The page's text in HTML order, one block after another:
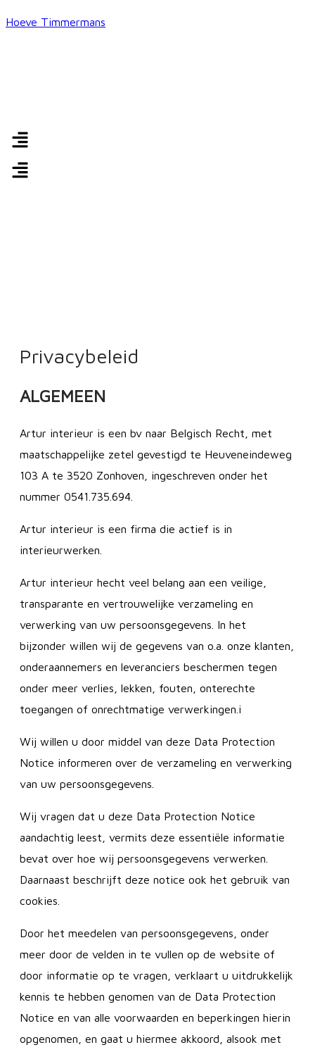
Hoeve Timmermans
Menu
Privacybeleid
ALGEMEEN
Artur interieur is een bv naar Belgisch Recht, met
maatschappelijke zetel gevestigd te Heuveneindeweg
103 A te 3520 Zonhoven, ingeschreven onder het
nummer 0541.735.694.
Artur interieur is een firma die actief is in
interieurwerken.
Artur interieur hecht veel belang aan een veilige,
transparante en vertrouwelijke verzameling en
verwerking van uw persoonsgegevens. In het
bijzonder willen wij de gegevens van o.a. onze klanten,
onderaannemers en leveranciers beschermen tegen
onder meer verlies, lekken, fouten, onterechte
toegangen of onrechtmatige verwerkingen.i
Wij willen u door middel van deze Data Protection
Notice informeren over de verzameling en verwerking
van uw persoonsgegevens.
Wij vragen dat u deze Data Protection Notice
aandachtig leest, vermits deze essentiële informatie
bevat over hoe wij persoonsgegevens verwerken.
Daarnaast beschrijft deze notice ook het gebruik van
cookies.
Door het meedelen van persoonsgegevens, onder
meer door de velden in te vullen op de website of
door informatie op te vragen, verklaart u uitdrukkelijk
kennis te hebben genomen van de Data Protection
Notice en van alle voorwaarden en beperkingen hierin
opgenomen, en gaat u hiermee akkoord, alsook met